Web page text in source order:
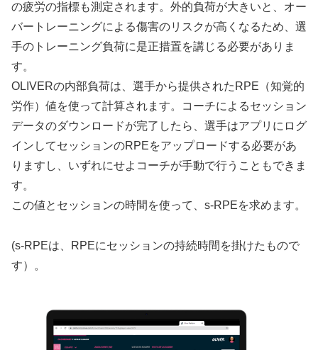
の疲労の指標も測定されます。外的負荷が大きいと、オー
バートレーニングによる傷害のリスクが高くなるため、選
手のトレーニング負荷に是正措置を講じる必要がありま
す。
OLIVERの内部負荷は、選手から提供されたRPE（知覚的
労作）値を使って計算されます。コーチによるセッション
データのダウンロードが完了したら、選手はアプリにログ
インしてセッションのRPEをアップロードする必要があ
りますし、いずれにせよコーチが手動で行うこともできま
す。
この値とセッションの時間を使って、s-RPEを求めます。
(s-RPEは、RPEにセッションの持続時間を掛けたもので
す）。